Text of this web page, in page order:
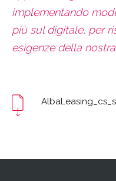
implementando
più sul digitale, per
esigenze della nostra